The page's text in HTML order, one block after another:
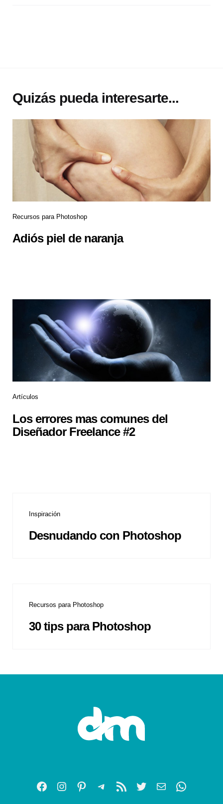
Quizás pueda interesarte...
Recursos para Photoshop
Adiós piel de naranja
Artículos
Los errores mas comunes del
Diseñador Freelance #2
Inspiración
Desnudando con Photoshop
Recursos para Photoshop
30 tips para Photoshop